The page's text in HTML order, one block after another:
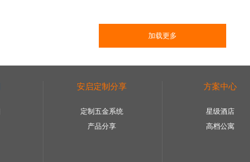
加载更多
安启定制分享
定制五金系统
产品分享
方案中心
星级酒店
高档公寓